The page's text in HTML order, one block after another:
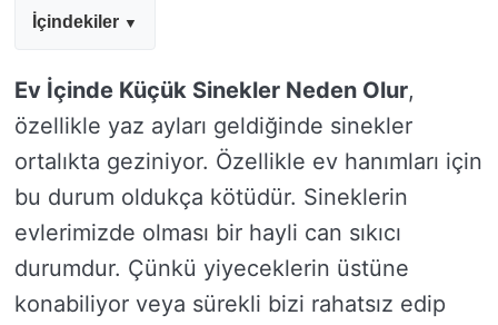
İçindekiler
Ev İçinde Küçük Sinekler Neden Olur,
özellikle yaz ayları geldiğinde sinekler
ortalıkta geziniyor. Özellikle ev hanımları için
bu durum oldukça kötüdür. Sineklerin
evlerimizde olması bir hayli can sıkıcı
durumdur. Çünkü yiyeceklerin üstüne
konabiliyor veya sürekli bizi rahatsız edip